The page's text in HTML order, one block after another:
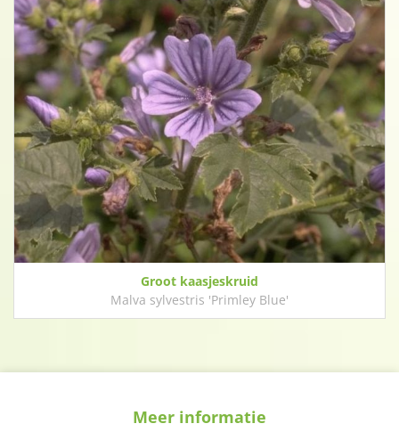
Groot kaasjeskruid
Malva sylvestris 'Primley Blue'
Meer informatie